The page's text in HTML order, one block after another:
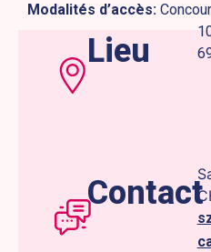
Modalités d’accès:
Lieu
Contact